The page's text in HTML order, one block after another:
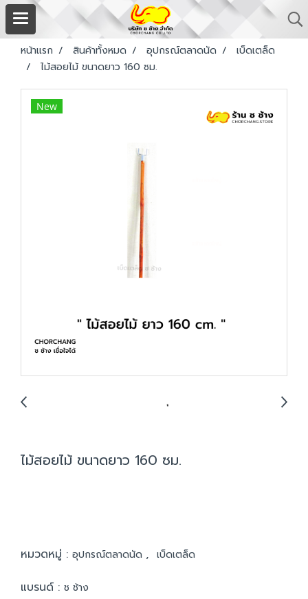
หน้าแรก สินค้าทั้งหมด อุปกรณ์ตลาดนัด
เบ็ดเตล็ด
ไม้สอยไม้ ขนาดยาว 160 ซม.
New
ไม้สอยไม้ ขนาดยาว 160 ซม.
หมวดหมู่ : อุปกรณ์ตลาดนัด , เบ็ดเตล็ด
แบรนด์ : ช ช้าง